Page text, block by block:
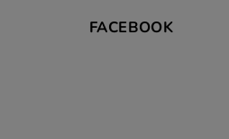
FACEBOOK